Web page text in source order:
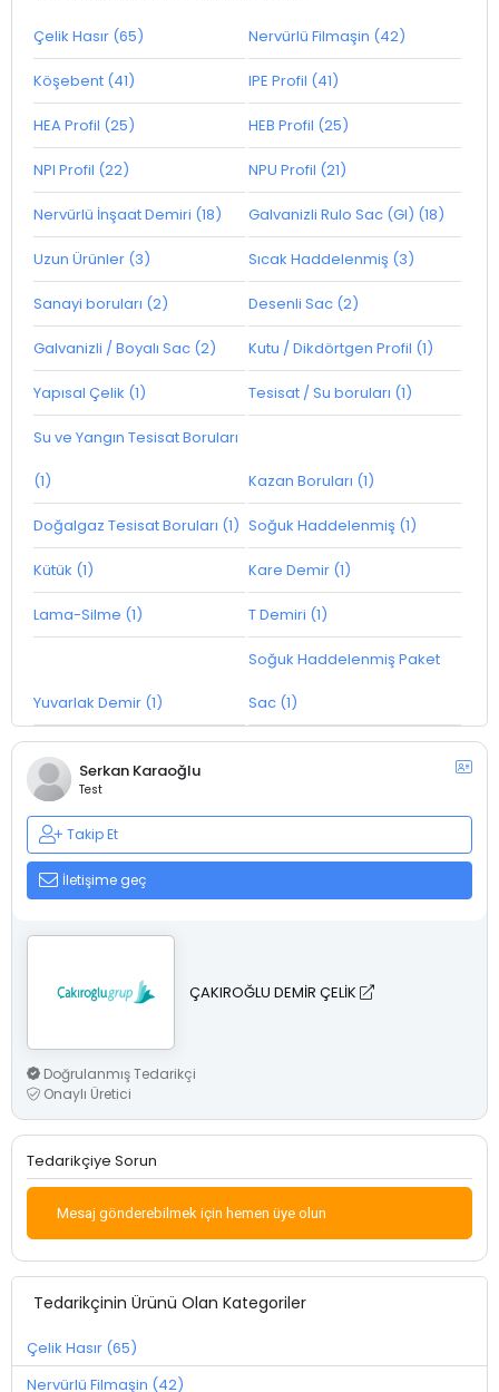
Çelik Hasır (65) Nervürlü Filmaşin (42)
Köşebent (41) IPE Profil (41)
HEA Profil (25) HEB Profil (25)
NPI Profil (22) NPU Profil (21)
Nervürlü İnşaat Demiri (18) Galvanizli Rulo Sac (GI) (18)
Uzun Ürünler (3) Sıcak Haddelenmiş (3)
Sanayi boruları (2) Desenli Sac (2)
Galvanizli / Boyalı Sac (2) Kutu / Dikdörtgen Profil (1)
Yapısal Çelik (1) Tesisat / Su boruları (1)
Su ve Yangın Tesisat Boruları
(1) Kazan Boruları (1)
Doğalgaz Tesisat Boruları (1) Soğuk Haddelenmiş (1)
Kütük (1) Kare Demir (1)
Lama-Silme (1) T Demiri (1)
Yuvarlak Demir (1)
Soğuk Haddelenmiş Paket
Sac (1)
Serkan Karaoğlu
Test
Takip Et
İletişime geç
ÇAKIROĞLU DEMİR ÇELİK
Doğrulanmış Tedarikçi
Onaylı Üretici
Tedarikçiye Sorun
Mesaj gönderebilmek için hemen üye olun
Tedarikçinin Ürünü Olan Kategoriler
Çelik Hasır (65)
Nervürlü Filmaşin (42)